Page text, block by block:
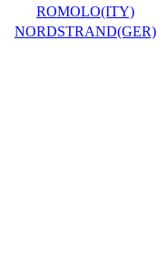
ROMOLO(ITY)
NORDSTRAND(GER)